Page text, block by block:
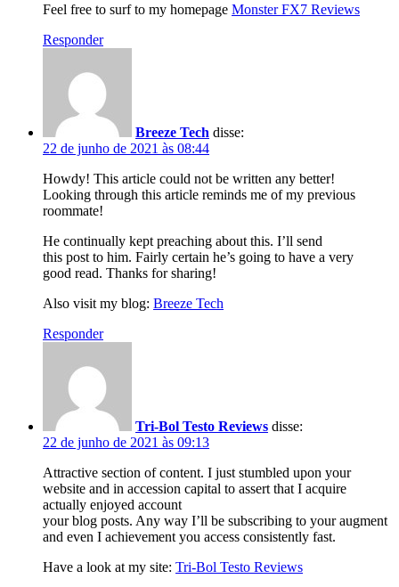
Feel free to surf to my homepage Monster FX7 Reviews
Responder
Breeze Tech disse:
22 de junho de 2021 às 08:44
Howdy! This article could not be written any better!
Looking through this article reminds me of my previous
roommate!
He continually kept preaching about this. I’ll send
this post to him. Fairly certain he’s going to have a very
good read. Thanks for sharing!
Also visit my blog: Breeze Tech
Responder
Tri-Bol Testo Reviews disse:
22 de junho de 2021 às 09:13
Attractive section of content. I just stumbled upon your
website and in accession capital to assert that I acquire
actually enjoyed account
your blog posts. Any way I’ll be subscribing to your augment
and even I achievement you access consistently fast.
Have a look at my site: Tri-Bol Testo Reviews